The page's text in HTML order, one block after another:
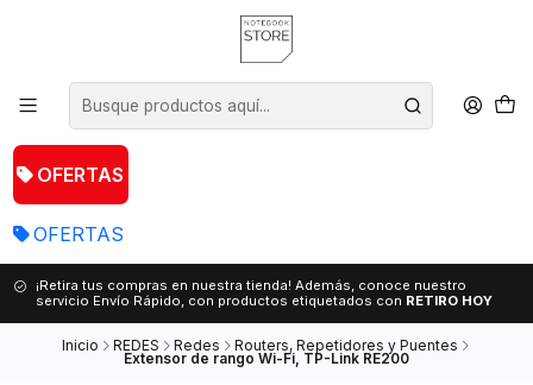
OFERTAS
OFERTAS
¡Retira tus compras en nuestra tienda! Además, conoce nuestro
servicio Envío Rápido, con productos etiquetados con RETIRO HOY
Inicio REDES Redes Routers, Repetidores y Puentes
Extensor de rango Wi-Fi, TP-Link RE200